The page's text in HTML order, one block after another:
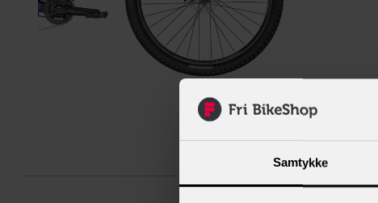
SamtykkeBeskrivelse